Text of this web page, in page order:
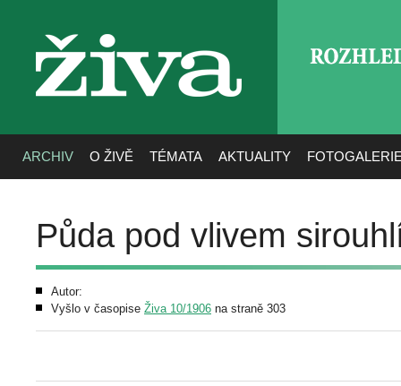
živa
ARCHIV O ŽIVĚ TÉMATA AKTUALITY
Půda pod vlivem
Autor:
Vyšlo v časopise Živa 10/1906 na straně 303